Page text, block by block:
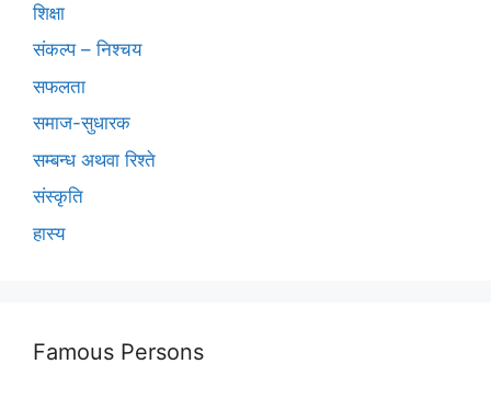
शिक्षा
संकल्प – निश्चय
सफलता
समाज-सुधारक
सम्बन्ध अथवा रिश्ते
संस्कृति
हास्य
Famous Persons